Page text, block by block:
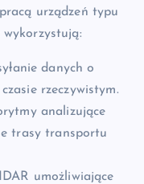
urządzeń typu
wykorzystują:
danych o
rzeczywistym.
analizujące
trasy transportu
umożliwiające